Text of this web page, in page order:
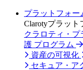
プラットフォー
Clarotyプラット
クラロティ・プ
護 プログラム
資産の可視化
セキュア・ア